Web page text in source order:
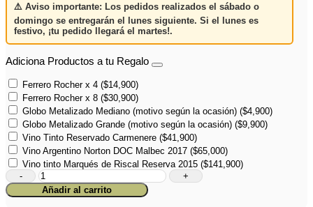
⚠️ Aviso importante: Los pedidos realizados el sábado o
domingo se entregarán el lunes siguiente. Si el lunes es
festivo, ¡tu pedido llegará el martes!.
Adiciona Productos a tu Regalo
Ferrero Rocher x 4 ($14,900)
Ferrero Rocher x 8 ($30,900)
Globo Metalizado Mediano (motivo según la ocasión) ($4,900)
Globo Metalizado Grande (motivo según la ocasión) ($9,900)
Vino Tinto Reservado Carmenere ($41,900)
Vino Argentino Norton DOC Malbec 2017 ($65,000)
Vino tinto Marqués de Riscal Reserva 2015 ($141,900)
Raíces
y
recuerdos
Añadir al carrito